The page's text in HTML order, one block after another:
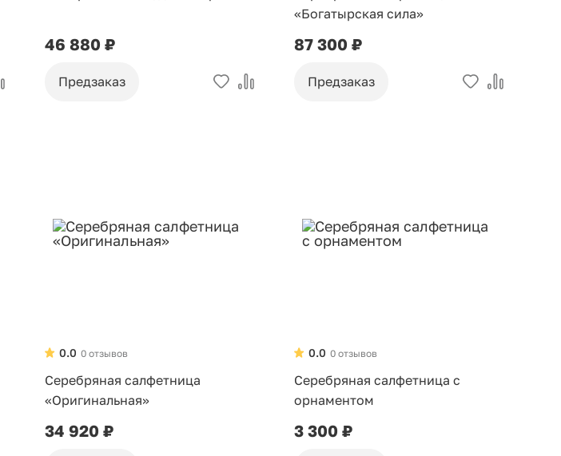
46 880 ₽
Предзаказ
«Богатырская сила»
87 300 ₽
Предзаказ
0 отзывов
0.0
Серебряная салфетница
«Оригинальная»
34 920 ₽
0 отзывов
0.0
Серебряная салфетница с
орнаментом
3 300 ₽